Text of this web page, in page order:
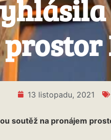
13 listopadu, 2021
soutěž na pronájem